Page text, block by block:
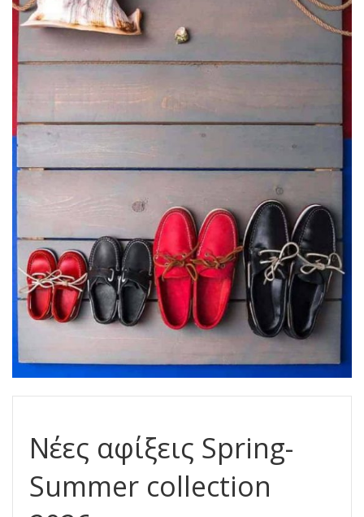
Νέες αφίξεις Spring-
Summer collection